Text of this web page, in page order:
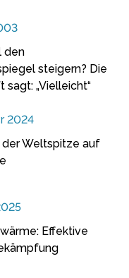
den
steigern? Die
sagt: „Vielleicht“
2024
der Weltspitze auf
Effektive